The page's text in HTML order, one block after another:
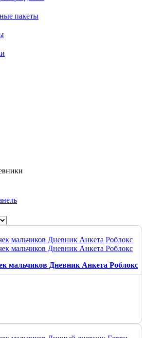
пакеты
мальчиков Дневник Анкета Роблокс